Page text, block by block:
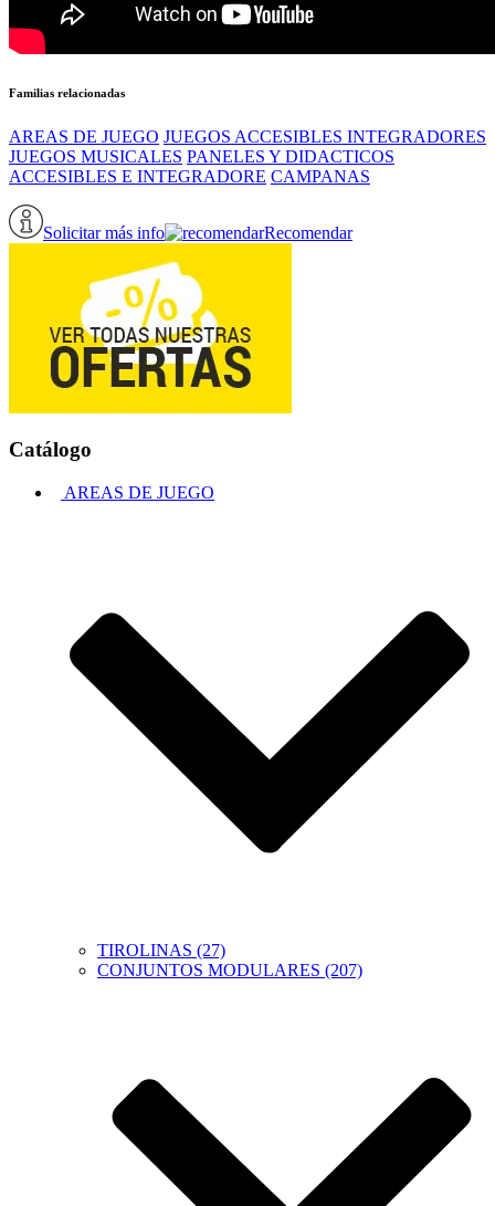
Familias relacionadas
AREAS DE JUEGO JUEGOS ACCESIBLES INTEGRADORES
JUEGOS MUSICALES PANELES Y DIDACTICOS
ACCESIBLES E INTEGRADORE CAMPANAS
Solicitar más info Recomendar
Catálogo
AREAS DE JUEGO
TIROLINAS (27)
CONJUNTOS MODULARES (207)